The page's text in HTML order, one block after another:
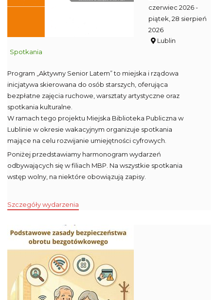
czerwiec 2026-
piątek, 28 sierpień
2026
Lublin
Spotkania
Program „Aktywny Senior Latem” to miejska i rządowa
inicjatywa skierowana do osób starszych, oferująca
bezpłatne zajęcia ruchowe, warsztaty artystyczne oraz
spotkania kulturalne.
W ramach tego projektu Miejska Biblioteka Publiczna w
Lublinie w okresie wakacyjnym organizuje spotkania
mające na celu rozwijanie umiejętności cyfrowych.
Poniżej przedstawiamy harmonogram wydarzeń
odbywających się w filiach MBP. Na wszystkie spotkania
wstęp wolny, na niektóre obowiązują zapisy.
Szczegóły wydarzenia